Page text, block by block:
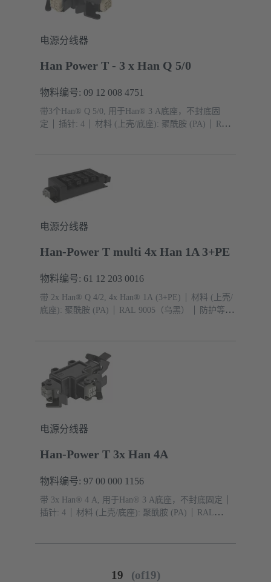
电源分线器
Han Power T - 3 x Han Q 5/0
物料编号: 09 12 008 4751
带3个Han® Q 5/0, 用于Han® 3 A底座，不封底固
定
插针: 4 材料 (上壳/底座): 聚酰胺 (PA)
RAL
电源分线器
Han-Power T multi 4x Han 1A 3+PE
物料编号: 61 12 203 0016
带 2x Han® Q 4/2, 4x Han® 1A (3+PE)
材料 (上壳/
底座): 聚酰胺 (PA)
RAL 9005（乌黑）
防护等级:
电源分线器
Han-Power T 3x Han 4A
物料编号: 97 00 000 1156
带 3x Han® 4 A, 用于Han® 3 A底座，不封底固定
插针: 4
材料 (上壳/底座): 聚酰胺 (PA)
RAL
19 (of19)